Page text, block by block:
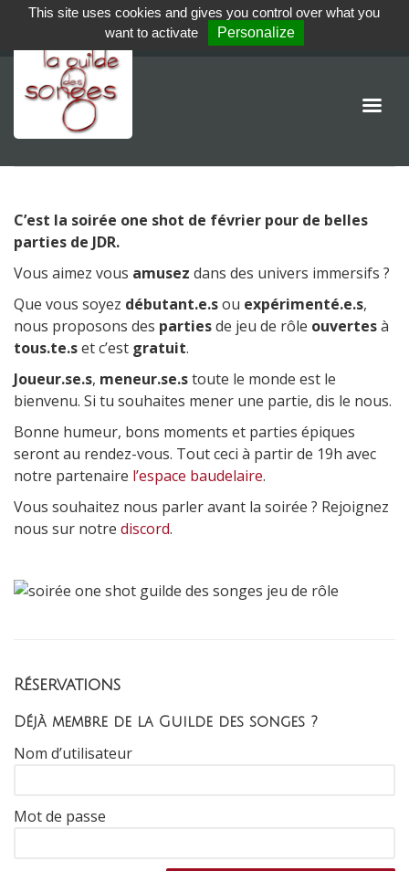
C’est la soirée one shot de février pour de belles
parties de JDR.
Vous aimez vous amusez dans des univers immersifs ?
Que vous soyez débutant.e.sou expérimenté.e.s,
nous proposons des partiesde jeu de rôle ouvertesà
tous.te.set c’est gratuit.
Joueur.se.s, meneur.se.stoute le monde est le
bienvenu. Si tu souhaites mener une partie, dis le nous.
Bonne humeur, bons moments et parties épiques
seront au rendez-vous. Tout ceci à partir de 19h avec
notre partenaire l’espace baudelaire.
Vous souhaitez nous parler avant la soirée ? Rejoignez
nous sur notre discord.
Réservations
Déjà membre de la Guilde des songes ?
Nom d’utilisateur
Mot de passe
This site uses cookies and gives you control over what you
want to activate
Personalize